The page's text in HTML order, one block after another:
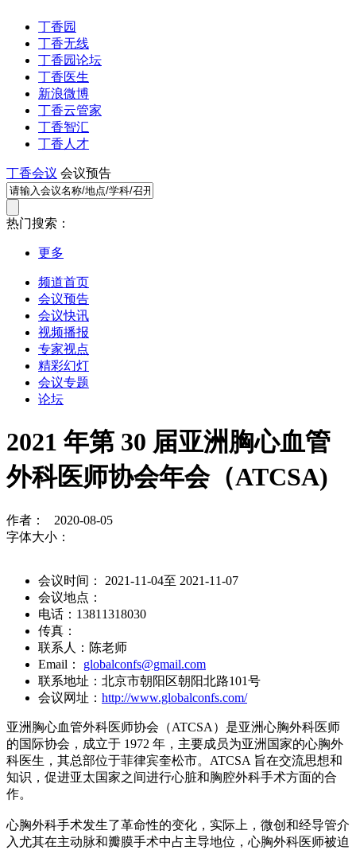
丁香园
丁香无线
丁香园论坛
丁香医生
新浪微博
丁香云管家
丁香智汇
丁香人才
丁香会议 会议预告
热门搜索：
更多
频道首页
会议预告
会议快讯
视频播报
专家视点
精彩幻灯
会议专题
论坛
2021 年第 30 届亚洲胸心血管
外科医师协会年会（ATCSA)
作者： 2020-08-05
字体大小：
会议时间： 2021-11-04至 2021-11-07
会议地点：
电话：13811318030
传真：
联系人：陈老师
Email： globalconfs@gmail.com
联系地址：北京市朝阳区朝阳北路101号
会议网址： http://www.globalconfs.com/
亚洲胸心血管外科医师协会（ATCSA）是亚洲心胸外科医师
的国际协会，成立于 1972 年，主要成员为亚洲国家的心胸外
科医生，其总部位于菲律宾奎松市。ATCSA 旨在交流思想和
知识，促进亚太国家之间进行心脏和胸腔外科手术方面的合
作。
心胸外科手术发生了革命性的变化，实际上，微创和经导管介
入尤其在主动脉和瓣膜手术中占主导地位，心胸外科医师被迫